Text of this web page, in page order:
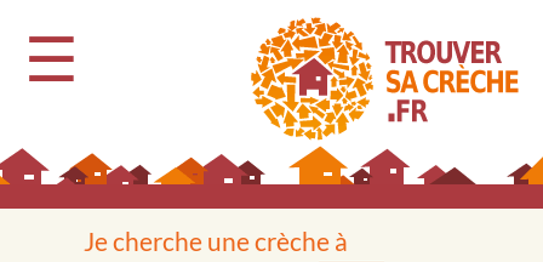
☰
Je cherche une crèche à